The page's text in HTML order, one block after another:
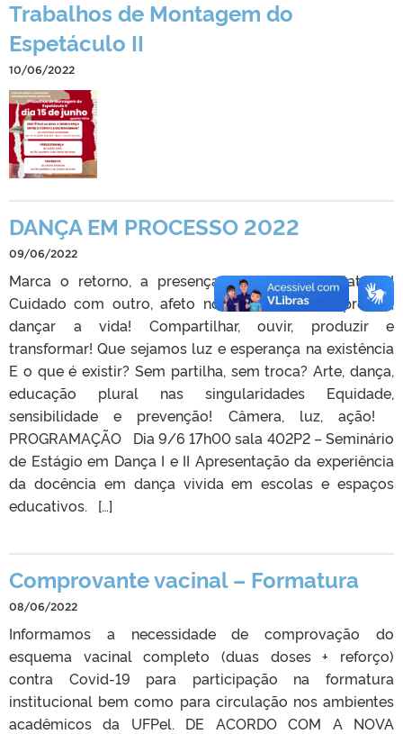
Trabalhos de Montagem do
Espetáculo II
10/06/2022
DANÇA EM PROCESSO 2022
09/06/2022
Marca o retorno, a presença, arte pulsando, latente!
Cuidado com outro, afeto no olhar e fazer Expressar,
dançar a vida! Compartilhar, ouvir, produzir e
transformar! Que sejamos luz e esperança na existência
E o que é existir? Sem partilha, sem troca? Arte, dança,
educação plural nas singularidades Equidade,
sensibilidade e prevenção! Câmera, luz, ação!
PROGRAMAÇÃO Dia 9/6 17h00 sala 402P2 – Seminário
de Estágio em Dança I e II Apresentação da experiência
da docência em dança vivida em escolas e espaços
educativos. […]
Comprovante vacinal – Formatura
08/06/2022
Informamos a necessidade de comprovação do
esquema vacinal completo (duas doses + reforço)
contra Covid-19 para participação na formatura
institucional bem como para circulação nos ambientes
acadêmicos da UFPel. DE ACORDO COM A NOVA